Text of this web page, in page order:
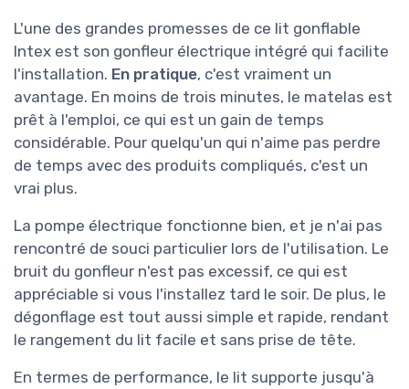
L'une des grandes promesses de ce lit gonflable
Intex est son gonfleur électrique intégré qui facilite
l'installation. En pratique, c'est vraiment un
avantage. En moins de trois minutes, le matelas est
prêt à l'emploi, ce qui est un gain de temps
considérable. Pour quelqu'un qui n'aime pas perdre
de temps avec des produits compliqués, c'est un
vrai plus.
La pompe électrique fonctionne bien, et je n'ai pas
rencontré de souci particulier lors de l'utilisation. Le
bruit du gonfleur n'est pas excessif, ce qui est
appréciable si vous l'installez tard le soir. De plus, le
dégonflage est tout aussi simple et rapide, rendant
le rangement du lit facile et sans prise de tête.
En termes de performance, le lit supporte jusqu'à